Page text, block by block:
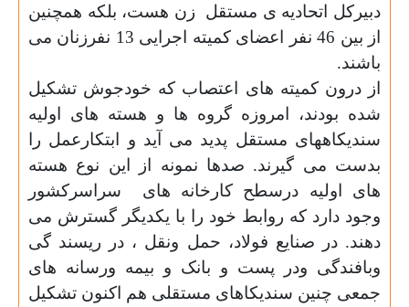
دبیرکل اتحادیه ی مستقل
زن هست، بلکه همچنین
از بین 46 نفر اعضای کمیته اجرایی 13 نفرزنان می
باشند.
از درون کمیته های اعتصاب که خودجوش تشکیل
شده بودند، امروزه گروه ها و هسته های اولیه
سندیکاههای مستقل پدید می آید و ابتکارعمل را
بدست می گیرند. صدها نمونه از این نوع هسته
های اولیه درسطح کارخانه های
سراسرکشور
وجود دارد که روابط خود را با یکدیگر گسترش می
دهند. در صنایع فولاد، حمل ونقل ، در ریسند گی
وبافندگی ودر پست و بانک و بیمه ورسانه های
جمعی چنین سندیکاهای مستقلی هم اکنون تشکیل